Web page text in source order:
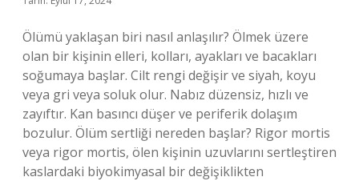
Ölümü yaklaşan biri nasıl anlaşılır? Ölmek üzere
olan bir kişinin elleri, kolları, ayakları ve bacakları
soğumaya başlar. Cilt rengi değişir ve siyah, koyu
veya gri veya soluk olur. Nabız düzensiz, hızlı ve
zayıftır. Kan basıncı düşer ve periferik dolaşım
bozulur. Ölüm sertliği nereden başlar? Rigor mortis
veya rigor mortis, ölen kişinin uzuvlarını sertleştiren
kaslardaki biyokimyasal bir değişiklikten